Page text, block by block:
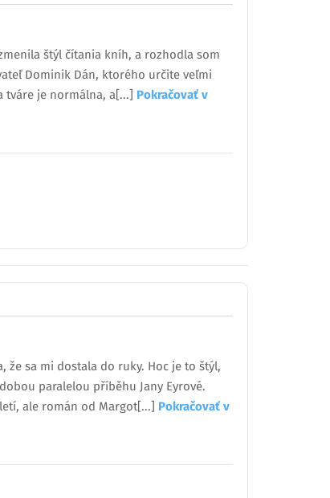
štýl čítania kníh, a rozhodla som
Dominik Dán, ktorého určite veľmi
je normálna, a[...] Pokračovať v
sa mi dostala do ruky. Hoc je to štýl,
paralelou příběhu Jany Eyrové.
ale román od Margot[...] Pokračovať v